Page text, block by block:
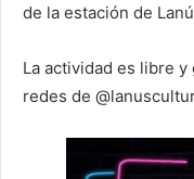
de la estación de
La actividad es libre
redes de